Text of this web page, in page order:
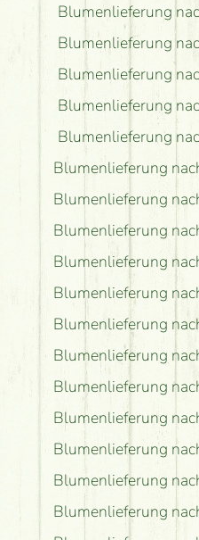
Blumenlieferung
Blumenlieferung
Blumenlieferung
Blumenlieferung
Blumenlieferung
Blumenlieferung
Blumenlieferung
Blumenlieferung
Blumenlieferung
Blumenlieferung
Blumenlieferung
Blumenlieferung
Blumenlieferung
Blumenlieferung
Blumenlieferung
Blumenlieferung
Blumenlieferung